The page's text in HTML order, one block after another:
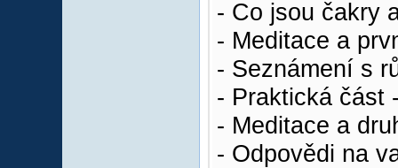
- Co jsou čakry
- Meditace a
- Seznámení s
- Praktická část
- Meditace a
- Odpovědi na